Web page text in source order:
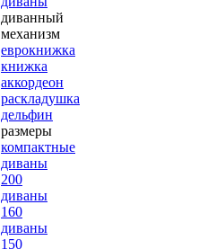
диванный
механизм
еврокнижка
книжка
аккордеон
раскладушка
дельфин
размеры
компактные
диваны
200
диваны
160
диваны
150